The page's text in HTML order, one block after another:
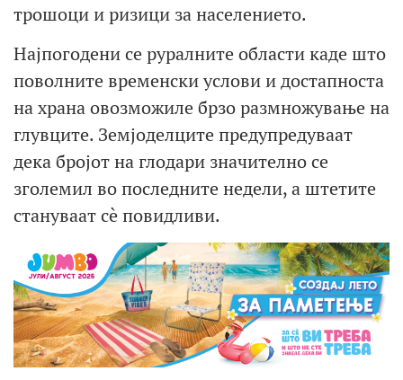
трошоци и ризици за населението.
Најпогодени се руралните области каде што
поволните временски услови и достапноста
на храна овозможиле брзо размножување на
глувците. Земјоделците предупредуваат
дека бројот на глодари значително се
зголемил во последните недели, а штетите
стануваат сè повидливи.